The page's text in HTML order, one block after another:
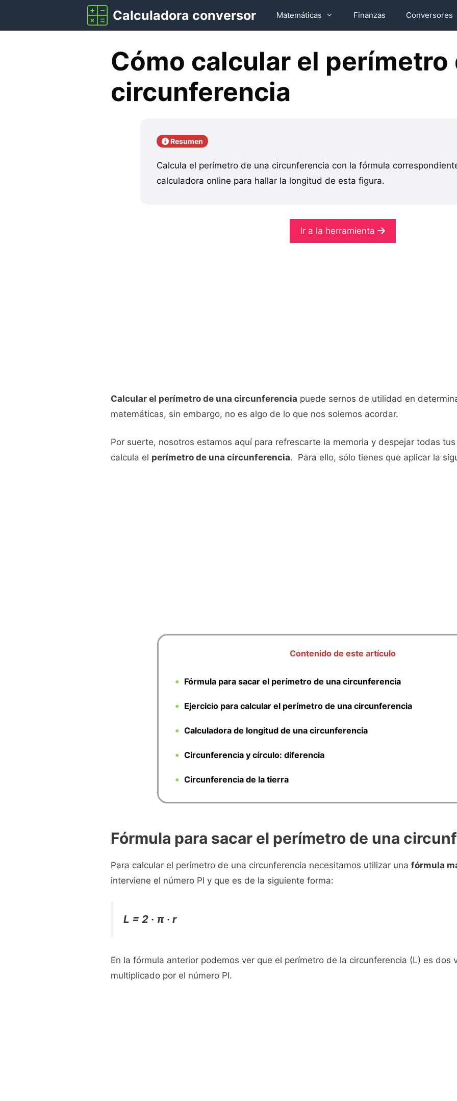
contenido
Calculadora conversor Matemáticas Finanzas Conversores
Cómo calcular el perímetro
circunferencia
Resumen
Calcula el perímetro de una circunferencia con la fórmula
calculadora online para hallar la longitud de esta figura.
Ir a la herramienta
Calcular el perímetro de una circunferencia puede sernos de utilidad en
matemáticas, sin embargo, no es algo de lo que nos solemos acordar.
Por suerte, nosotros estamos aquí para refrescarte la memoria y despejar todas
calcula el perímetro de una circunferencia. Para ello, sólo tienes que aplicar la
Contenido de este artículo
Fórmula para sacar el perímetro de una circunferencia
Ejercicio para calcular el perímetro de una circunferencia
Calculadora de longitud de una circunferencia
Circunferencia y círculo: diferencia
Circunferencia de la tierra
Fórmula para sacar el perímetro de una
Para calcular el perímetro de una circunferencia necesitamos utilizar una fórmula
interviene el número PI y que es de la siguiente forma:
L = 2 · π · r
En la fórmula anterior podemos ver que el perímetro de la circunferencia (L) es dos
multiplicado por el número PI.